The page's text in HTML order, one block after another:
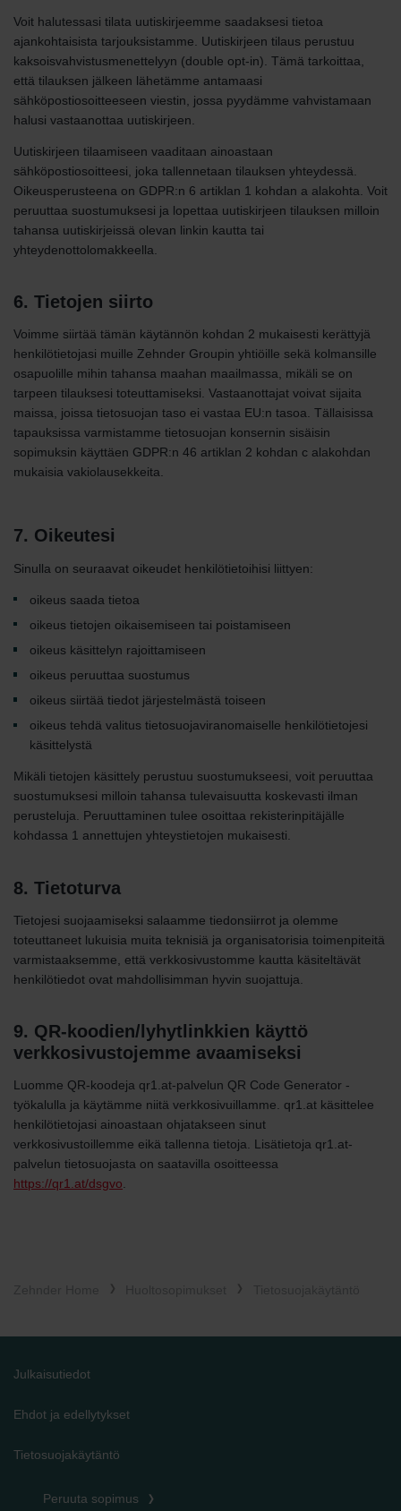
Voit halutessasi tilata uutiskirjeemme saadaksesi tietoa
ajankohtaisista tarjouksistamme. Uutiskirjeen tilaus perustuu
kaksoisvahvistusmenettelyyn (double opt-in). Tämä tarkoittaa,
että tilauksen jälkeen lähetämme antamaasi
sähköpostiosoitteeseen viestin, jossa pyydämme vahvistamaan
halusi vastaanottaa uutiskirjeen.
Uutiskirjeen tilaamiseen vaaditaan ainoastaan
sähköpostiosoitteesi, joka tallennetaan tilauksen yhteydessä.
Oikeusperusteena on GDPR:n 6 artiklan 1 kohdan a alakohta. Voit
peruuttaa suostumuksesi ja lopettaa uutiskirjeen tilauksen milloin
tahansa uutiskirjeissä olevan linkin kautta tai
yhteydenottolomakkeella.
6. Tietojen siirto
Voimme siirtää tämän käytännön kohdan 2 mukaisesti kerättyjä
henkilötietojasi muille Zehnder Groupin yhtiöille sekä kolmansille
osapuolille mihin tahansa maahan maailmassa, mikäli se on
tarpeen tilauksesi toteuttamiseksi. Vastaanottajat voivat sijaita
maissa, joissa tietosuojan taso ei vastaa EU:n tasoa. Tällaisissa
tapauksissa varmistamme tietosuojan konsernin sisäisin
sopimuksin käyttäen GDPR:n 46 artiklan 2 kohdan c alakohdan
mukaisia vakiolausekkeita.
7. Oikeutesi
Sinulla on seuraavat oikeudet henkilötietoihisi liittyen:
oikeus saada tietoa
oikeus tietojen oikaisemiseen tai poistamiseen
oikeus käsittelyn rajoittamiseen
oikeus peruuttaa suostumus
oikeus siirtää tiedot järjestelmästä toiseen
oikeus tehdä valitus tietosuojaviranomaiselle henkilötietojesi
käsittelystä
Mikäli tietojen käsittely perustuu suostumukseesi, voit peruuttaa
suostumuksesi milloin tahansa tulevaisuutta koskevasti ilman
perusteluja. Peruuttaminen tulee osoittaa rekisterinpitäjälle
kohdassa 1 annettujen yhteystietojen mukaisesti.
8. Tietoturva
Tietojesi suojaamiseksi salaamme tiedonsiirrot ja olemme
toteuttaneet lukuisia muita teknisiä ja organisatorisia toimenpiteitä
varmistaaksemme, että verkkosivustomme kautta käsiteltävät
henkilötiedot ovat mahdollisimman hyvin suojattuja.
9. QR-koodien/lyhytlinkkien käyttö
verkkosivustojemme avaamiseksi
Luomme QR-koodeja qr1.at-palvelun QR Code Generator -
työkalulla ja käytämme niitä verkkosivuillamme. qr1.at käsittelee
henkilötietojasi ainoastaan ohjatakseen sinut
verkkosivustoillemme eikä tallenna tietoja. Lisätietoja qr1.at-
palvelun tietosuojasta on saatavilla osoitteessa
https://qr1.at/dsgvo
Julkaisutiedot
Ehdot ja edellytykset
Tietosuojakäytäntö
Peruuta sopimus